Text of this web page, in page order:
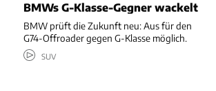
BMWs G-Klasse-Gegner wackelt
BMW prüft die Zukunft neu: Aus für den
G74-Offroader gegen G-Klasse möglich.
SUV